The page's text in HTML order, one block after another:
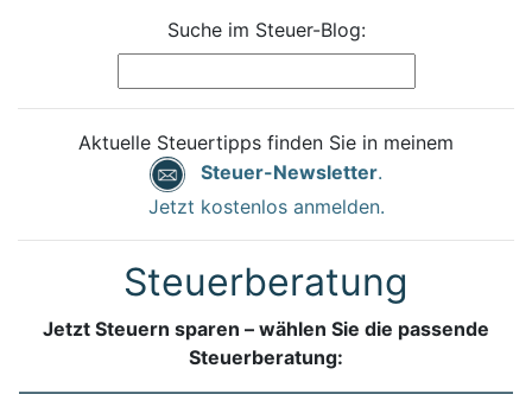
Suche im Steuer-Blog:
Aktuelle Steuertipps finden Sie in meinem
Steuer-Newsletter.
Jetzt kostenlos anmelden.
Steuerberatung
Jetzt Steuern sparen – wählen Sie die passende
Steuerberatung: